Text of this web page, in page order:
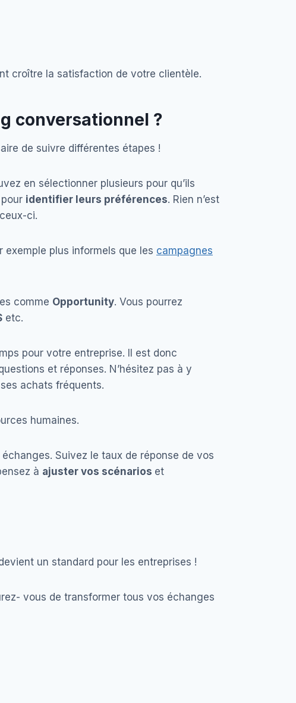
croître la satisfaction de votre clientèle.
conversationnel ?
de suivre différentes étapes !
en sélectionner plusieurs pour qu’ils
pour identifier leurs préférences. Rien n’est
ci.
plus informels que les campagnes
comme Opportunity. Vous pourrez
etc.
pour votre entreprise. Il est donc
et réponses. N’hésitez pas à y
achats fréquents.
humaines.
Suivez le taux de réponse de vos
à ajuster vos scénarios et
un standard pour les entreprises !
vous de transformer tous vos échanges